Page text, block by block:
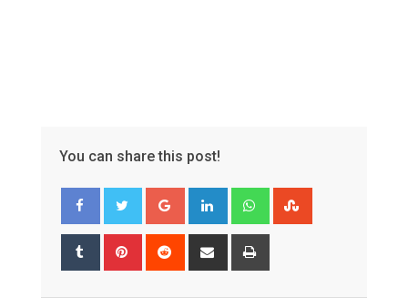
You can share this post!
Google+ LinkedIn Whatsapp
Tumblr Pinterest Reddit
Share